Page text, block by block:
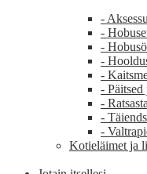
-
-
-
-
-
-
-
-
-
Kotieläimet ja